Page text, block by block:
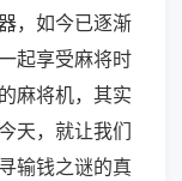
，如今已逐渐
起享受麻将时
麻将机，其实
天，就让我们
输钱之谜的真